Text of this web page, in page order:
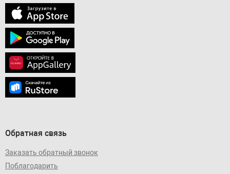
Обратная связь
Заказать обратный звонок
Поблагодарить